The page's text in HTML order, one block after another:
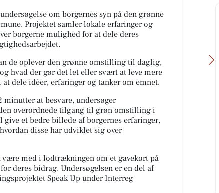
om borgernes syn på den grønne
Projektet samler lokale erfaringer og
borgerne mulighed for at dele deres
de oplever den grønne omstilling til daglig,
hvad der gør det let eller svært at leve mere
dele idéer, erfaringer og tanker om emnet.
minutter at besvare, undersøger
overordnede tilgang til grøn omstilling i
give et bedre billede af borgernes erfaringer,
disse har udviklet sig over
med i lodtrækningen om et gavekort på
deres bidrag. Undersøgelsen er en del af
Speak Up under Interreg
SUVERÆN RENGØRING
HUSK ÅBENT LAGERSALG🧽 Med
2026 Fra kl 13-17 Viborgvej 11F,
7800 Sk...